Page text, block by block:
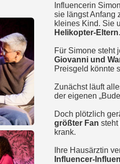
Influencerin
sie längst Anfang
kleines Kind. Sie
Helikopter-Eltern.
Für Simone steht
Giovanni und
Preisgeld könnte
Zunächst läuft
der eigenen
Doch plötzlich
größter Fan steht
krank.
Ihre Hausärztin
Influencer-